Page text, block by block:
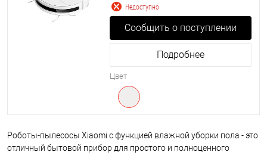
Недоступно
Сообщить о поступлении
Подробнее
Цвет
Роботы-пылесосы Xiaomi с функцией влажной уборки пола - это
отличный бытовой прибор для простого и полноценного